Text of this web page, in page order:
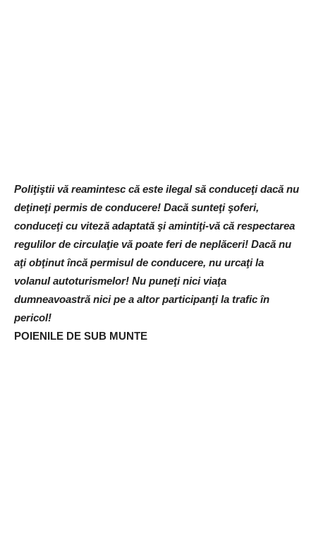
Poliţiştii vă reamintesc că este ilegal să conduceţi dacă nu
deţineţi permis de conducere! Dacă sunteţi şoferi,
conduceţi cu viteză adaptată şi amintiţi-vă că respectarea
regulilor de circulaţie vă poate feri de neplăceri! Dacă nu
aţi obţinut încă permisul de conducere, nu urcaţi la
volanul autoturismelor! Nu puneţi nici viaţa
dumneavoastră nici pe a altor participanţi la trafic în
pericol!
POIENILE DE SUB MUNTE